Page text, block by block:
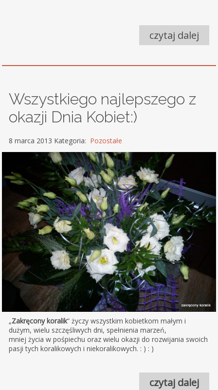
czytaj dalej
Wszystkiego najlepszego z
okazji Dnia Kobiet:)
8 marca 2013 Kategoria: Pozostałe
„Zakręcony koralik” życzy wszystkim kobietkom małym i
dużym, wielu szczęśliwych dni, spełnienia marzeń,
mniej życia w pośpiechu oraz wielu okazji do rozwijania swoich
pasji tych koralikowych i niekoralikowych. : ) : )
czytaj dalej